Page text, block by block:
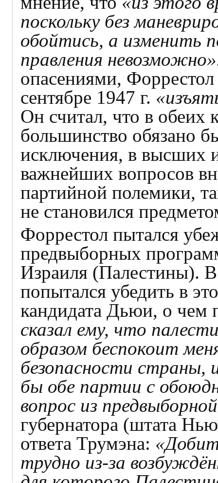
поскольку без
обойтись, а изменить
правления
опасениями,
сентябре 1947 г.
Он считал, что в
большинство обязано
исключения, в высших
важнейших вопросов
партийной полемики,
не становился
Форрестол пытался
предвыборных
Израиля (Палестины).
попытался убедить в
кандидата Дьюи, о чем
сказал ему, что
образом беспокоит
безопасности страны,
бы обе партии с
вопрос из
губернатора (штата
ответа Трумэна:
трудно из-за